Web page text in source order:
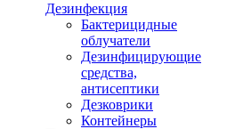
Дезинфекция
Бактерицидные
облучатели
Дезинфицирующие
средства,
антисептики
Дезковрики
Контейнеры